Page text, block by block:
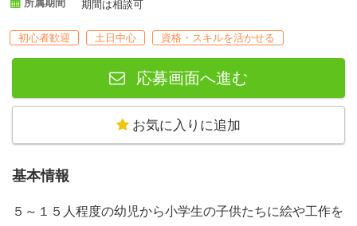
所属期間
期間は相談可
初心者歓迎 土日中心 資格・スキルを活かせる
応募画面へ進む
お気に入りに追加
基本情報
５～１５人程度の幼児から小学生の子供たちに絵や工作を